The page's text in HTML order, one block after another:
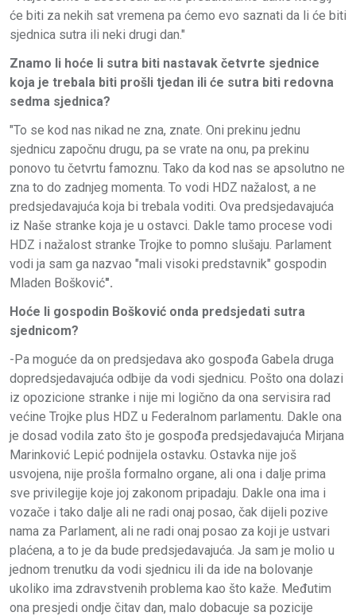
će biti za nekih sat vremena pa ćemo evo saznati da li će biti
sjednica sutra ili neki drugi dan."
Znamo li hoće li sutra biti nastavak četvrte sjednice
koja je trebala biti prošli tjedan ili će sutra biti redovna
sedma sjednica?
"To se kod nas nikad ne zna, znate. Oni prekinu jednu
sjednicu započnu drugu, pa se vrate na onu, pa prekinu
ponovo tu četvrtu famoznu. Tako da kod nas se apsolutno ne
zna to do zadnjeg momenta. To vodi HDZ nažalost, a ne
predsjedavajuća koja bi trebala voditi. Ova predsjedavajuća
iz Naše stranke koja je u ostavci. Dakle tamo procese vodi
HDZ i nažalost stranke Trojke to pomno slušaju. Parlament
vodi ja sam ga nazvao "mali visoki predstavnik" gospodin
Mladen Bošković".
Hoće li gospodin Bošković onda predsjedati sutra
sjednicom?
-Pa moguće da on predsjedava ako gospođa Gabela druga
dopredsjedavajuća odbije da vodi sjednicu. Pošto ona dolazi
iz opozicione stranke i nije mi logično da ona servisira rad
većine Trojke plus HDZ u Federalnom parlamentu. Dakle ona
je dosad vodila zato što je gospođa predsjedavajuća Mirjana
Marinković Lepić podnijela ostavku. Ostavka nije još
usvojena, nije prošla formalno organe, ali ona i dalje prima
sve privilegije koje joj zakonom pripadaju. Dakle ona ima i
vozače i tako dalje ali ne radi onaj posao, čak dijeli pozive
nama za Parlament, ali ne radi onaj posao za koji je ustvari
plaćena, a to je da bude predsjedavajuća. Ja sam je molio u
jednom trenutku da vodi sjednicu ili da ide na bolovanje
ukoliko ima zdravstvenih problema kao što kaže. Međutim
ona presjedi ondje čitav dan, malo dobacuje sa pozicije